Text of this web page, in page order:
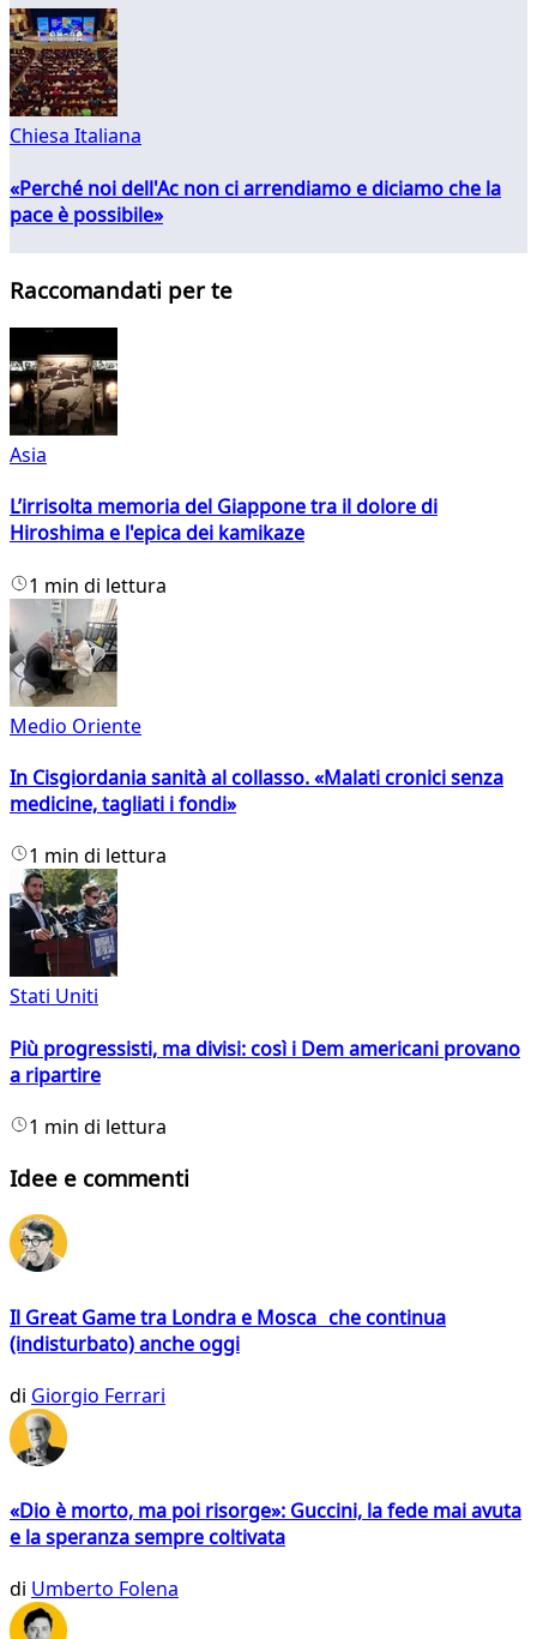
Chiesa Italiana
«Perché noi dell'Ac non ci arrendiamo e diciamo che la
pace è possibile»
Raccomandati per te
Asia
L’irrisolta memoria del Giappone tra il dolore di
Hiroshima e l'epica dei kamikaze
1 min di lettura
Medio Oriente
In Cisgiordania sanità al collasso. «Malati cronici senza
medicine, tagliati i fondi»
1 min di lettura
Stati Uniti
Più progressisti, ma divisi: così i Dem americani provano
a ripartire
1 min di lettura
Idee e commenti
Il Great Game tra Londra e Mosca che continua
(indisturbato) anche oggi
di Giorgio Ferrari
«Dio è morto, ma poi risorge»: Guccini, la fede mai avuta
e la speranza sempre coltivata
di Umberto Folena